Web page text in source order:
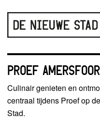
PROEF
Culinair genieten en
centraal tijdens Proef op
Stad.